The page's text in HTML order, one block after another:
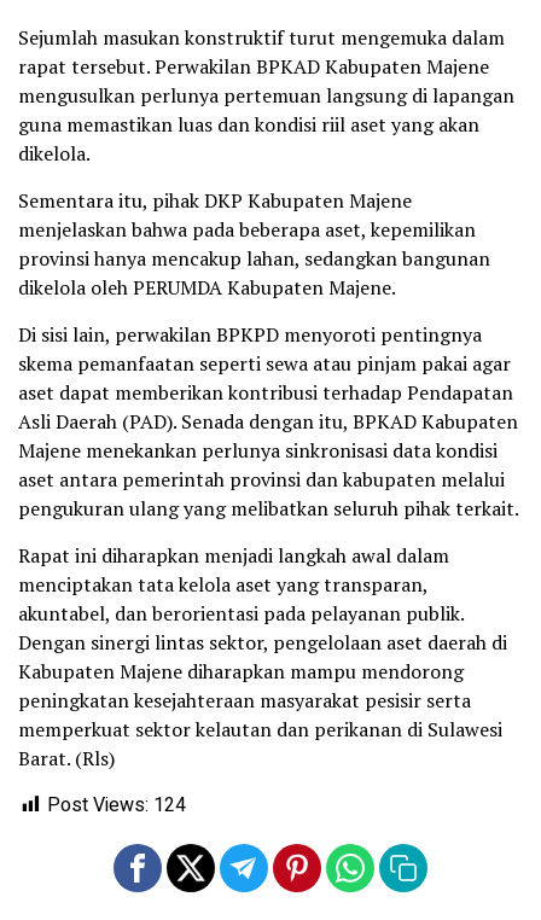
Sejumlah masukan konstruktif turut mengemuka dalam
rapat tersebut. Perwakilan BPKAD Kabupaten Majene
mengusulkan perlunya pertemuan langsung di lapangan
guna memastikan luas dan kondisi riil aset yang akan
dikelola.
Sementara itu, pihak DKP Kabupaten Majene
menjelaskan bahwa pada beberapa aset, kepemilikan
provinsi hanya mencakup lahan, sedangkan bangunan
dikelola oleh PERUMDA Kabupaten Majene.
Di sisi lain, perwakilan BPKPD menyoroti pentingnya
skema pemanfaatan seperti sewa atau pinjam pakai agar
aset dapat memberikan kontribusi terhadap Pendapatan
Asli Daerah (PAD). Senada dengan itu, BPKAD Kabupaten
Majene menekankan perlunya sinkronisasi data kondisi
aset antara pemerintah provinsi dan kabupaten melalui
pengukuran ulang yang melibatkan seluruh pihak terkait.
Rapat ini diharapkan menjadi langkah awal dalam
menciptakan tata kelola aset yang transparan,
akuntabel, dan berorientasi pada pelayanan publik.
Dengan sinergi lintas sektor, pengelolaan aset daerah di
Kabupaten Majene diharapkan mampu mendorong
peningkatan kesejahteraan masyarakat pesisir serta
memperkuat sektor kelautan dan perikanan di Sulawesi
Barat. (Rls)
Post Views: 124